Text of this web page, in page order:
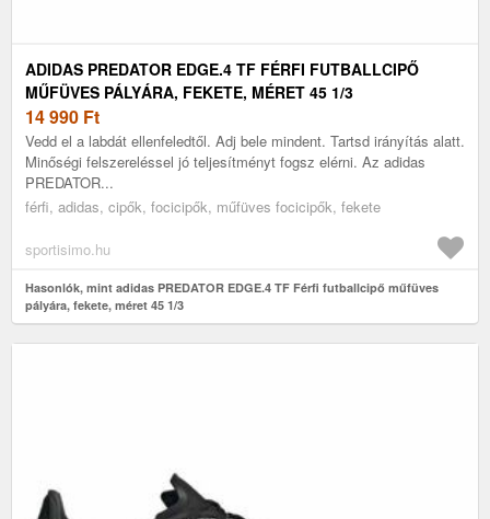
ADIDAS PREDATOR EDGE.4 TF FÉRFI FUTBALLCIPŐ
MŰFÜVES PÁLYÁRA, FEKETE, MÉRET 45 1/3
14 990 Ft
Vedd el a labdát ellenfeledtől. Adj bele mindent. Tartsd irányítás alatt.
Minőségi felszereléssel jó teljesítményt fogsz elérni. Az adidas
PREDATOR...
férfi, adidas, cipők, focicipők, műfüves focicipők, fekete
sportisimo.hu
Hasonlók, mint adidas PREDATOR EDGE.4 TF Férfi futballcipő műfüves
pályára, fekete, méret 45 1/3